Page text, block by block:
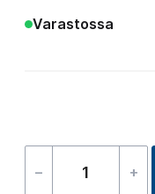
Varastossa
–
Control
+